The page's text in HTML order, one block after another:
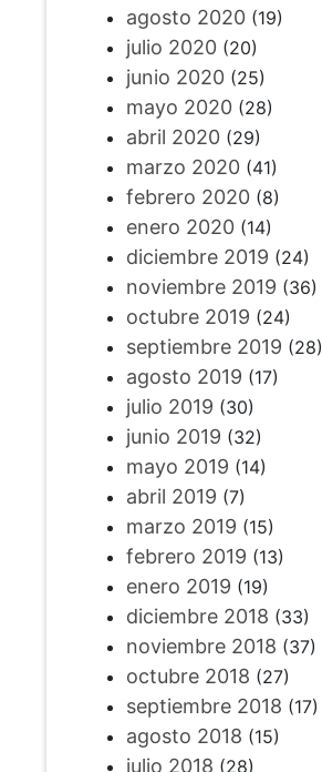
agosto 2020(19)
julio 2020(20)
junio 2020(25)
mayo 2020(28)
abril 2020(29)
marzo 2020(41)
febrero 2020(8)
enero 2020(14)
diciembre 2019 (24)
noviembre 2019 (36)
octubre 2019 (24)
septiembre 2019 (28)
agosto 2019 (17)
julio 2019 (30)
junio 2019 (32)
mayo 2019 (14)
abril 2019 (7)
marzo 2019 (15)
febrero 2019 (13)
enero 2019 (19)
diciembre 2018 (33)
noviembre 2018 (37)
octubre 2018 (27)
septiembre 2018 (17)
agosto 2018 (15)
julio 2018 (28)